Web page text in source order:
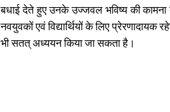
बधाई देते हुए उनके उज्जवल भविष्य की कामना
नवयुवकों एवं विद्यार्थियों के लिए प्रेरणादायक
भी सतत् अध्ययन किया जा सकता है।